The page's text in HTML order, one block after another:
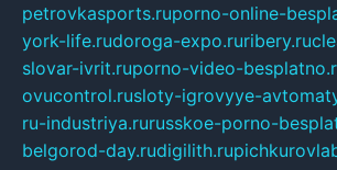
petrovkasports.ruporno-online-
york-life.rudoroga-expo.ruribery.ru
slovar-ivrit.ruporno-video-
ovucontrol.rusloty-igrovyye-
ru-industriya.rurusskoe-porno-
belgorod-day.rudigilith.ru